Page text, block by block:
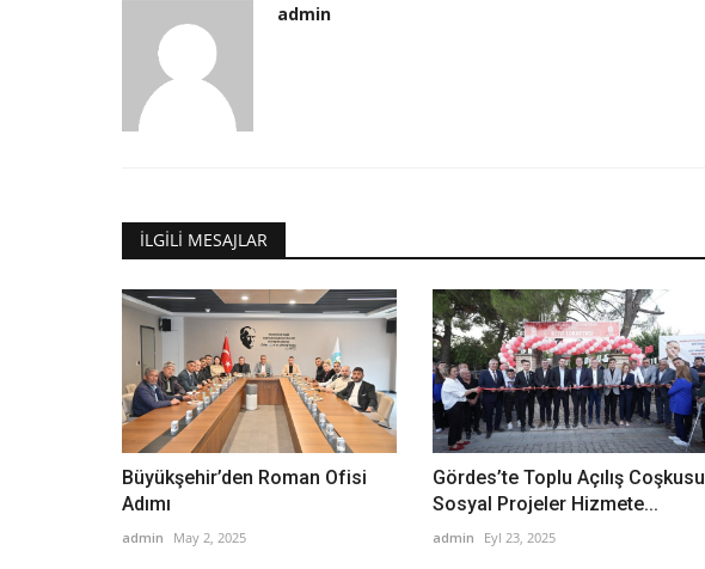
admin
İLGILI MESAJLAR
Büyükşehir’den Roman Ofisi
Adımı
admin May 2, 2025
Gördes’te Toplu Açılış Coşkusu
Sosyal Projeler Hizmete...
admin Eyl 23, 2025